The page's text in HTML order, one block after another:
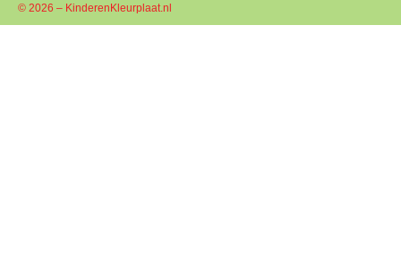
© 2026 – KinderenKleurplaat.nl